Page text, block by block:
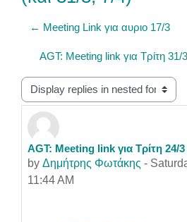
← Meeting Link για αυριο 17/3
AGT: Meeting link για Τρίτη 31/
Display mode
AGT: Meeting link για Τρίτη 24/3
by Δημήτρης Φωτάκης -
11:44 AM
Number of replies: 0